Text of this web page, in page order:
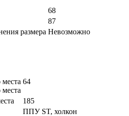
68
87
размера Невозможно
64
185
ППУ ST, холкон